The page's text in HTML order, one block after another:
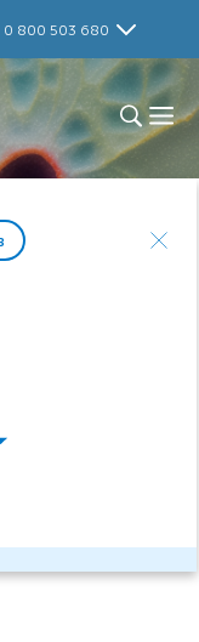
0 800 503 680